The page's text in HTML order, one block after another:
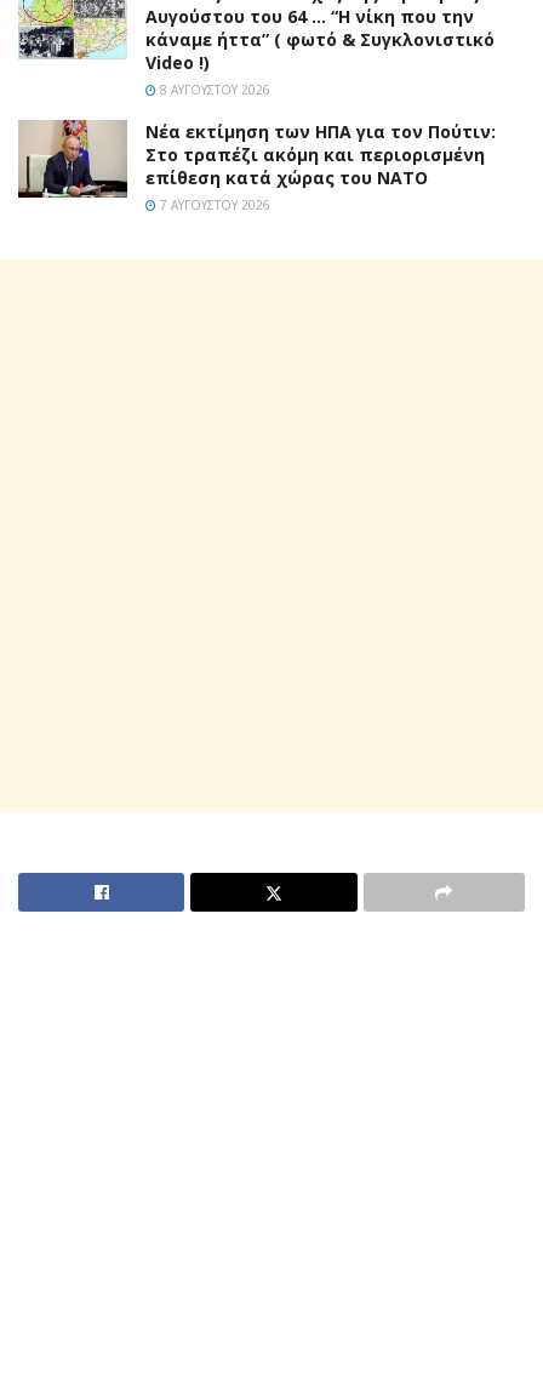
Αυγούστου του 64 … “Η νίκη που την
κάναμε ήττα” ( φωτό & Συγκλονιστικό
Video !)
8 ΑΥΓΟΎΣΤΟΥ 2026
Νέα εκτίμηση των ΗΠΑ για τον Πούτιν:
Στο τραπέζι ακόμη και περιορισμένη
επίθεση κατά χώρας του ΝΑΤΟ
7 ΑΥΓΟΎΣΤΟΥ 2026